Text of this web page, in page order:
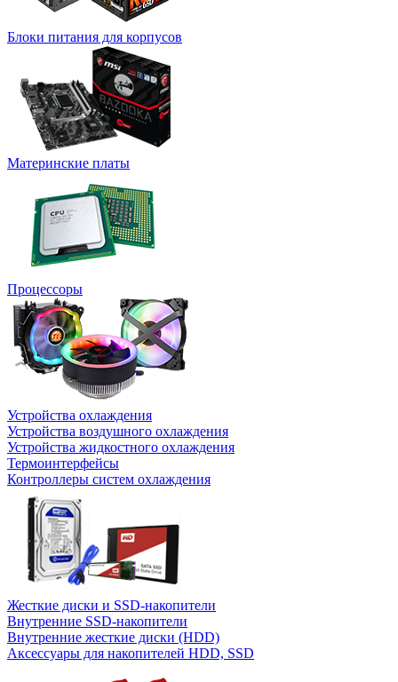
Блоки питания для корпусов
Материнские платы
Процессоры
Устройства охлаждения
Устройства воздушного охлаждения
Устройства жидкостного охлаждения
Термоинтерфейсы
Контроллеры систем охлаждения
Жесткие диски и SSD-накопители
Внутренние SSD-накопители
Внутренние жесткие диски (HDD)
Аксессуары для накопителей HDD, SSD